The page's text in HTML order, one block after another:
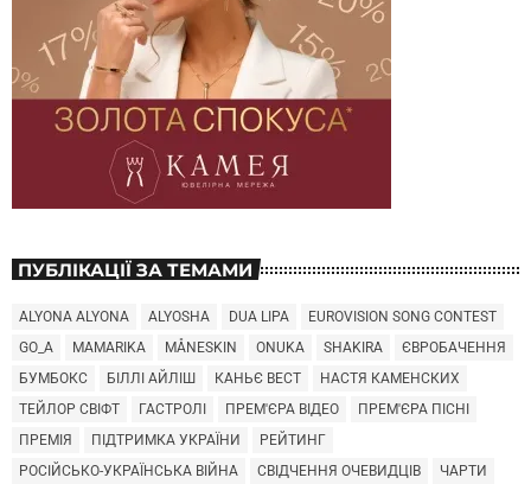
ПУБЛІКАЦІЇ ЗА ТЕМАМИ
ALYONA ALYONA ALYOSHA DUA LIPA
EUROVISION SONG CONTEST
GO_A
MAMARIKA MÅNESKIN ONUKA SHAKIRA
ЄВРОБАЧЕННЯ
БУМБОКС
БІЛЛІ АЙЛІШ КАНЬЄ ВЕСТ
НАСТЯ КАМЕНСКИХ
ТЕЙЛОР СВІФТ
ГАСТРОЛІ ПРЕМ'ЄРА ВІДЕО
ПРЕМ'ЄРА ПІСНІ
ПРЕМІЯ
ПІДТРИМКА УКРАЇНИ
РЕЙТИНГ
РОСІЙСЬКО-УКРАЇНСЬКА ВІЙНА
СВІДЧЕННЯ ОЧЕВИДЦІВ
ЧАРТИ